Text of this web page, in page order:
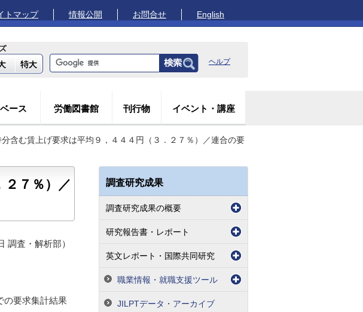
トマップ 情報公開 お問合せ English
ヘルプ
ース 労働図書館 刊行物 イベント・講座
含む賃上げ要求は平均９，４４４円（３．２７％）／連合の要
２７％）／
調査・解析部）
の要求集計結果
調査研究成果
調査研究成果の概要
研究報告書・レポート
英文レポート・国際共同研究
職業情報・就職支援ツール
JILPTデータ・アーカイブ